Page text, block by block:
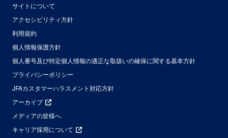
サイトについて
アクセシビリティ方針
利用規約
個人情報保護方針
個人番号及び特定個人情報の適正な取扱いの確保に関する基本方針
プライバシーポリシー
JFAカスタマーハラスメント対応方針
アーカイブ
メディアの皆様へ
キャリア採用について